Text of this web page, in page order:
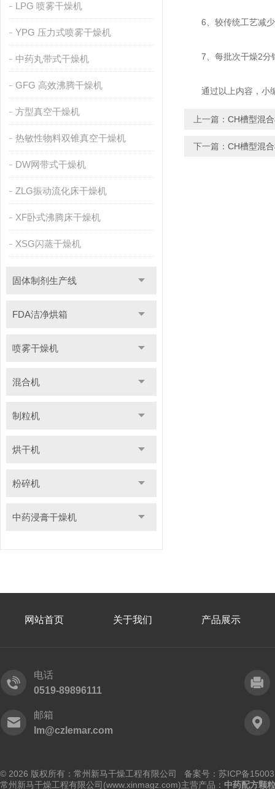
LPG 喷雾干燥机
YPG 压力式喷雾干燥机
中药丸带式干燥机
GFG 高效沸腾干燥机
方型真空干燥机
热敏性物料双锥真空干燥机
DW网带式干燥机
ZLG振动流化床干燥机
XF卧式沸腾床干燥机
XSG闪蒸干燥机
固体制剂生产线
FDA洁净烘箱
喷雾干燥机
混合机
制粒机
烘干机
粉碎机
中药浸膏干燥机
6、较传统工艺减少
7、每批次干燥2分
通过以上内容，小编
上一篇： CH槽型混
下一篇： CH槽型混
网站首页 关于我们 产品展示
电话
0519-89896111
邮箱
lm@czlemar.com
© 2026 版权所有：常州新马干燥工程有限公司 备案号： 苏ICP备
常州新马干燥工程有限公司(www.xinmagz.com)主营产品： 中药配方颗